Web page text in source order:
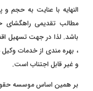
النهایه با عنایت به
مطالب تقدیمی
باشد. لذا در جهت تسهیل
، بهره مندی از خدمات
و غیر قابل اجتناب است.
بر همین اساس موسسه